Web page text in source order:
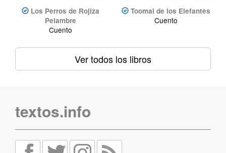
Los Perros de Rojiza
Pelambre
Cuento
Toomai de los Elefantes
Cuento
Ver todos los libros
textos.info